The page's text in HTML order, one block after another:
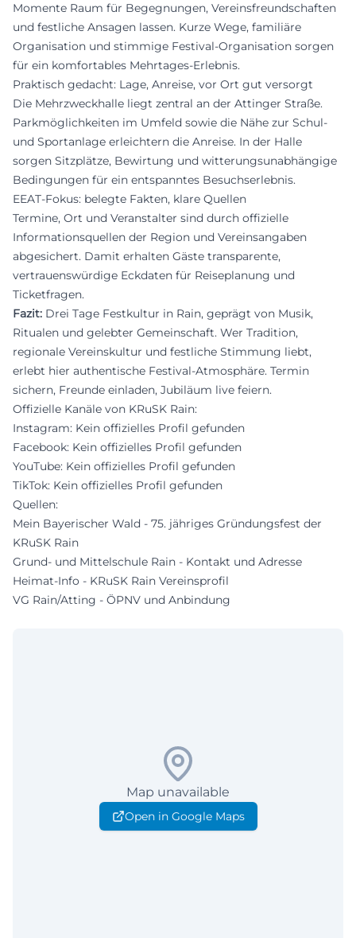
Momente Raum für Begegnungen, Vereinsfreundschaften
und festliche Ansagen lassen. Kurze Wege, familiäre
Organisation und stimmige Festival-Organisation sorgen
für ein komfortables Mehrtages-Erlebnis.
Praktisch gedacht: Lage, Anreise, vor Ort gut versorgt
Die Mehrzweckhalle liegt zentral an der Attinger Straße.
Parkmöglichkeiten im Umfeld sowie die Nähe zur Schul-
und Sportanlage erleichtern die Anreise. In der Halle
sorgen Sitzplätze, Bewirtung und witterungsunabhängige
Bedingungen für ein entspanntes Besuchserlebnis.
EEAT-Fokus: belegte Fakten, klare Quellen
Termine, Ort und Veranstalter sind durch offizielle
Informationsquellen der Region und Vereinsangaben
abgesichert. Damit erhalten Gäste transparente,
vertrauenswürdige Eckdaten für Reiseplanung und
Ticketfragen.
Fazit: Drei Tage Festkultur in Rain, geprägt von Musik,
Ritualen und gelebter Gemeinschaft. Wer Tradition,
regionale Vereinskultur und festliche Stimmung liebt,
erlebt hier authentische Festival-Atmosphäre. Termin
sichern, Freunde einladen, Jubiläum live feiern.
Offizielle Kanäle von KRuSK Rain:
Instagram: Kein offizielles Profil gefunden
Facebook: Kein offizielles Profil gefunden
YouTube: Kein offizielles Profil gefunden
TikTok: Kein offizielles Profil gefunden
Quellen:
Mein Bayerischer Wald - 75. jähriges Gründungsfest der
KRuSK Rain
Grund- und Mittelschule Rain - Kontakt und Adresse
Heimat-Info - KRuSK Rain Vereinsprofil
VG Rain/Atting - ÖPNV und Anbindung
Map unavailable
Open in Google Maps